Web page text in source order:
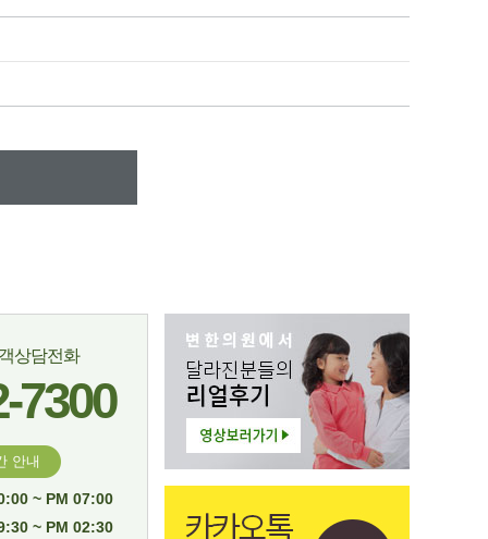
상담전화
7300
안내
~ PM 07:00
~ PM 02:30